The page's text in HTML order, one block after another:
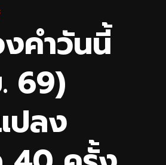
คำวันนี้
69)
ปลง